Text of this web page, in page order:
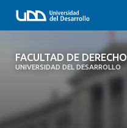
FACULTAD DE DERECHO
UNIVERSIDAD DEL DESARROLLO
FACULTAD DE DERECHO
SOBRE LA FACULTAD